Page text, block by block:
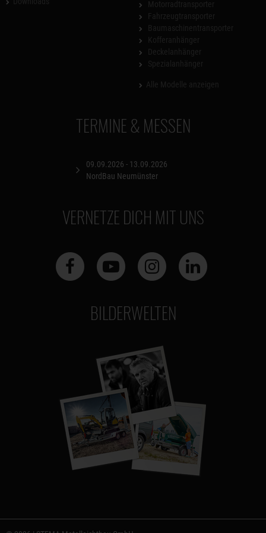
TERMINE & MESSEN
09.09.2026 - 13.09.2026
NordBau Neumünster
VERNETZE DICH MIT UNS
BILDERWELTEN